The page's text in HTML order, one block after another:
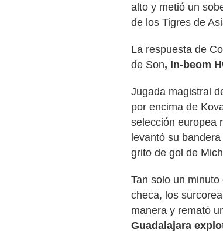
alto y metió un
de los Tigres de
La respuesta de
de Son, In-beom
Jugada magistral
por encima de
selección europea
levantó su
grito de gol de
Tan solo un
checa, los
manera y remató
Guadalajara